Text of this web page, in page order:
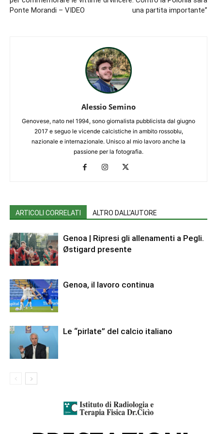
Ponte Morandi – VIDEO
una partita importante”
Alessio Semino
Genovese, nato nel 1994, sono giornalista pubblicista dal giugno
2017 e seguo le vicende calcistiche in ambito rossoblu,
nazionale e internazionale. Unisco al mio lavoro anche la
passione per la fotografia.
ARTICOLI CORRELATI ALTRO DALL'AUTORE
Genoa | Ripresi gli allenamenti a Pegli.
Østigard presente
Genoa, il lavoro continua
Le “pirlate” del calcio italiano